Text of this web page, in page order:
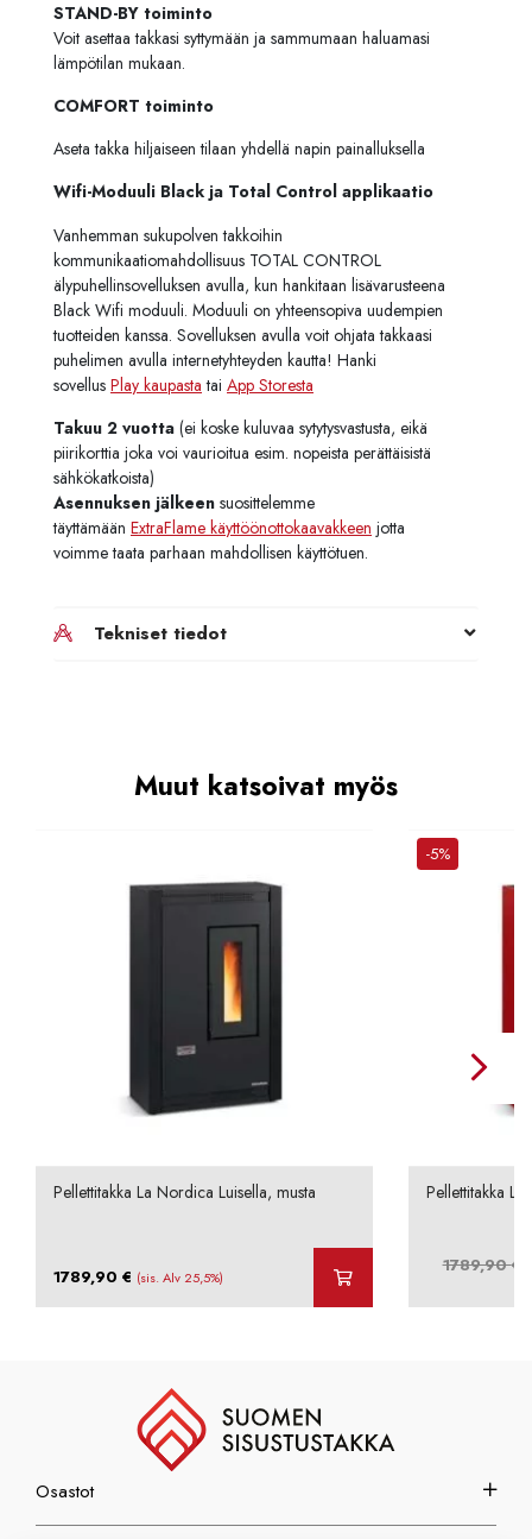
STAND-BY toiminto
Voit asettaa takkasi syttymään ja sammumaan haluamasi
lämpötilan mukaan.
COMFORT toiminto
Aseta takka hiljaiseen tilaan yhdellä napin painalluksella
Wifi-Moduuli Black ja Total Control applikaatio
Vanhemman sukupolven takkoihin
kommunikaatiomahdollisuus TOTAL CONTROL
älypuhellinsovelluksen avulla, kun hankitaan lisävarusteena
Black Wifi moduuli. Moduuli on yhteensopiva uudempien
tuotteiden kanssa. Sovelluksen avulla voit ohjata takkaasi
puhelimen avulla internetyhteyden kautta! Hanki
sovellus Play kaupasta tai App Storesta
Takuu 2 vuotta (ei koske kuluvaa sytytysvastusta, eikä
piirikorttia joka voi vaurioitua esim. nopeista perättäisistä
sähkökatkoista)
Asennuksen jälkeen suosittelemme
täyttämään ExtraFlame käyttöönottokaavakkeen jotta
voimme taata parhaan mahdollisen käyttötuen.
Tekniset tiedot
Muut katsoivat myös
Pellettitakka La Nordica Luisella, musta
1789,90€ (sis. Alv 25,5%)
-5%
Pellettitakka
1789,90€
Osastot